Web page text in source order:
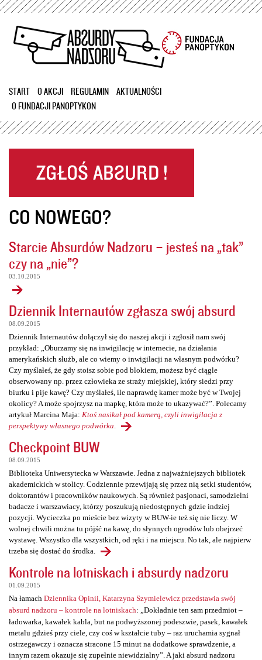
Przejdź
treści
START O AKCJI REGULAMIN
AKTUALNOŚCI
O FUNDACJI PANOPTYKON
CO NOWEGO?
Starcie Absurdów Nadzoru – jesteś na „tak”
czy na „nie”?
03.10.2015
Dziennik Internautów zgłasza swój absurd
08.09.2015
Dziennik Internautów dołączył się do naszej akcji i zgłosił nam swój
przykład: „Oburzamy się na inwigilację w internecie, na działania
amerykańskich służb, ale co wiemy o inwigilacji na własnym podwórku?
Czy myślałeś, że gdy stoisz sobie pod blokiem, możesz być ciągle
obserwowany np. przez człowieka ze straży miejskiej, który siedzi przy
biurku i pije kawę? Czy myślałeś, ile naprawdę kamer może być w Twojej
okolicy? A może spojrzysz na mapkę, która może to ukazywać?”. Polecamy
artykuł Marcina Maja: Ktoś nasikał pod kamerą, czyli inwigilacja z
perspektywy własnego podwórka
Checkpoint BUW
08.09.2015
Biblioteka Uniwersytecka w Warszawie. Jedna z najważniejszych bibliotek
akademickich w stolicy. Codziennie przewijają się przez nią setki studentów,
doktorantów i pracowników naukowych. Są również pasjonaci, samodzielni
badacze i warszawiacy, którzy poszukują niedostępnych gdzie indziej
pozycji. Wycieczka po mieście bez wizyty w BUW-ie też się nie liczy. W
wolnej chwili można tu pójść na kawę, do słynnych ogrodów lub obejrzeć
wystawę. Wszystko dla wszystkich, od ręki i na miejscu. No tak, ale najpierw
trzeba się dostać do środka.
Kontrole na lotniskach i absurdy nadzoru
01.09.2015
Na łamach Dziennika Opinii, Katarzyna Szymielewicz przedstawia swój
absurd nadzoru – kontrole na lotniskach: „Dokładnie ten sam przedmiot –
ładowarka, kawałek kabla, but na podwyższonej podeszwie, pasek, kawałek
metalu gdzieś przy ciele, czy coś w kształcie tuby – raz uruchamia sygnał
ostrzegawczy i oznacza stracone 15 minut na dodatkowe sprawdzenie, a
innym razem okazuje się zupełnie niewidzialny”. A jaki absurd nadzoru